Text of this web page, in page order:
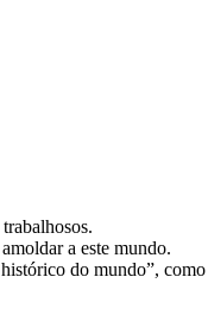
a este mundo.
do mundo”,